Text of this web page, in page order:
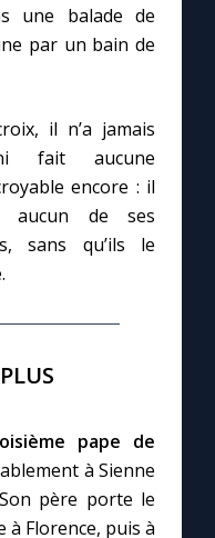
une balade de
par un bain de
il n’a jamais
fait aucune
encore : il
aucun de ses
sans qu’ils le
pape de
à Sienne
père porte le
à Florence, puis à